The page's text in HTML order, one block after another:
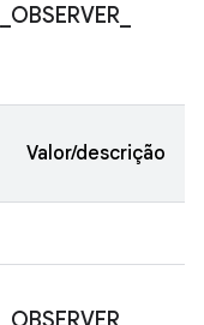
OBSERVER
Valor/descrição